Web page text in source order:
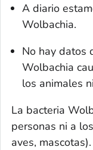
A diario
Wolbachia.
No hay datos
Wolbachia
los animales
La bacteria
personas ni a
aves, mascotas).